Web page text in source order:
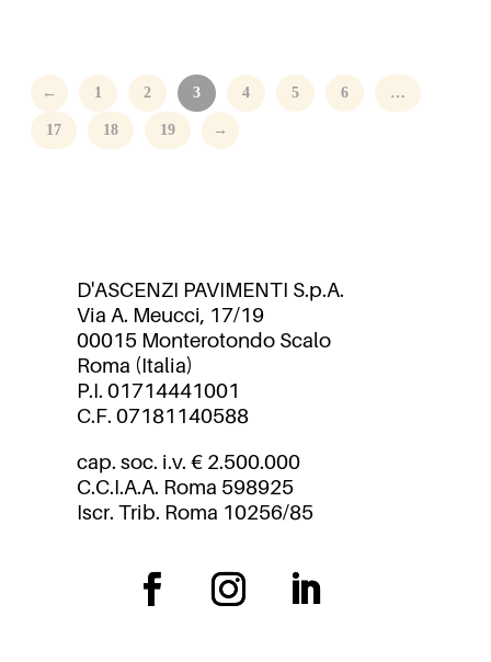
← 1 2 3 4 5 6 …
17 18 19 →
D'ASCENZI PAVIMENTI S.p.A.
Via A. Meucci, 17/19
00015 Monterotondo Scalo
Roma (Italia)
P.I. 01714441001
C.F. 07181140588
cap. soc. i.v. € 2.500.000
C.C.I.A.A. Roma 598925
Iscr. Trib. Roma 10256/85